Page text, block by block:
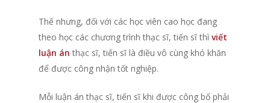
Thế nhưng, đối với các học viên cao học đang
theo học các chương trình thạc sĩ, tiến sĩ thì viết
luận án thạc sĩ, tiến sĩ là điều vô cùng khó khăn
để được công nhận tốt nghiệp.
Mỗi luận án thạc sĩ, tiến sĩ khi được công bố phải